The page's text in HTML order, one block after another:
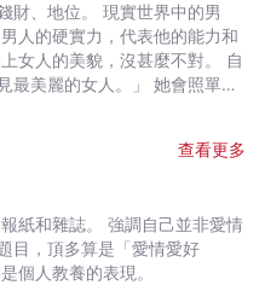
財、地位。 現實世界中的男
人的硬實力，代表他的能力和
女人的美貌，沒甚麼不對。 自
最美麗的女人。」 她會照單全
查看更多
紙和雜誌。 強調自己並非愛情
目，頂多算是「愛情愛好
個人教養的表現。